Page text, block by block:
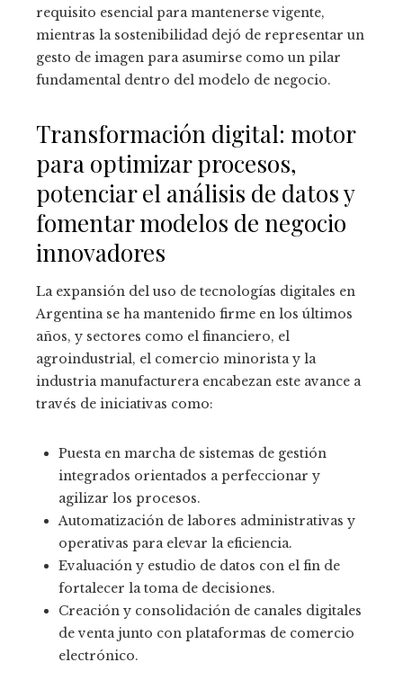
requisito esencial para mantenerse vigente,
mientras la sostenibilidad dejó de representar un
gesto de imagen para asumirse como un pilar
fundamental dentro del modelo de negocio.
Transformación digital: motor
para optimizar procesos,
potenciar el análisis de datos y
fomentar modelos de negocio
innovadores
La expansión del uso de tecnologías digitales en
Argentina se ha mantenido firme en los últimos
años, y sectores como el financiero, el
agroindustrial, el comercio minorista y la
industria manufacturera encabezan este avance a
través de iniciativas como:
Puesta en marcha de sistemas de gestión
integrados orientados a perfeccionar y
agilizar los procesos.
Automatización de labores administrativas y
operativas para elevar la eficiencia.
Evaluación y estudio de datos con el fin de
fortalecer la toma de decisiones.
Creación y consolidación de canales digitales
de venta junto con plataformas de comercio
electrónico.